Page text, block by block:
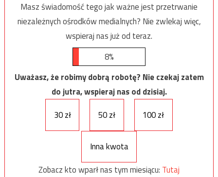
Masz świadomość tego jak ważne jest przetrwanie
niezależnych ośrodków medialnych? Nie zwlekaj więc,
wspieraj nas już od teraz.
8%
Uważasz, że robimy dobrą robotę? Nie czekaj zatem
do jutra, wspieraj nas od dzisiaj.
30 zł
50 zł 100 zł
Inna kwota
Zobacz kto wparł nas tym miesiącu: Tutaj